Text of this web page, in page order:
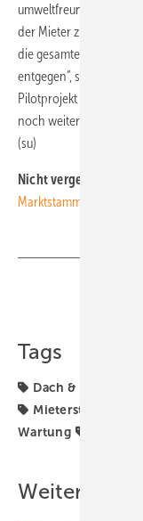
umweltfreundlichen
der Mieter zumindest
die gesamte
entgegen“, sagt WWS
Pilotprojekt in der
noch weitere unserer
(su)
Nicht vergessen:
Tags
Dach & Fassade
Mieterstrom
Wartung
Weitere